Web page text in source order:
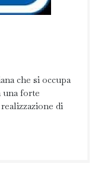
che si occupa
una forte
di